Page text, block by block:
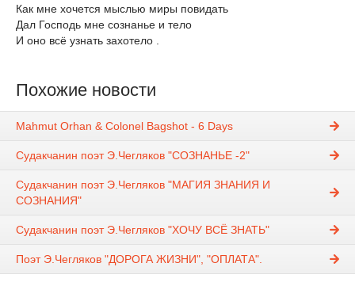
Как мне хочется мыслью миры повидать
Дал Господь мне сознанье и тело
И оно всё узнать захотело .
Похожие новости
Mahmut Orhan & Colonel Bagshot - 6 Days
Судакчанин поэт Э.Чегляков "СОЗНАНЬЕ -2"
Судакчанин поэт Э.Чегляков "МАГИЯ ЗНАНИЯ И
СОЗНАНИЯ"
Судакчанин поэт Э.Чегляков "ХОЧУ ВСЁ ЗНАТЬ"
Поэт Э.Чегляков "ДОРОГА ЖИЗНИ", "ОПЛАТА".